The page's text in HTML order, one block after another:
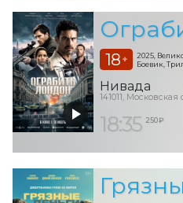
18 +
2025,
Боевик,
Нивада
141011,
18:35 250 ₽